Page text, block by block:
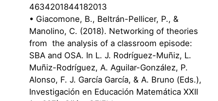
4634201844182013
• Giacomone, B., Beltrán-Pellicer, P., &
Manolino, C. (2018). Networking of theories
from the analysis of a classroom episode:
SBA and OSA. In L. J. Rodríguez-Muñiz, L.
Muñiz-Rodríguez, A. Aguilar-González, P.
Alonso, F. J. García García, & A. Bruno (Eds.),
Investigación en Educación Matemática XXII